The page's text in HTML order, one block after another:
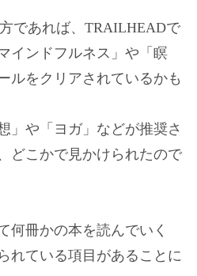
であれば、TRAILHEADで
インドフルネス」や「瞑
ルをクリアされているかも
」や「ヨガ」などが推奨さ
どこかで見かけられたので
何冊かの本を読んでいく
れている項目があることに